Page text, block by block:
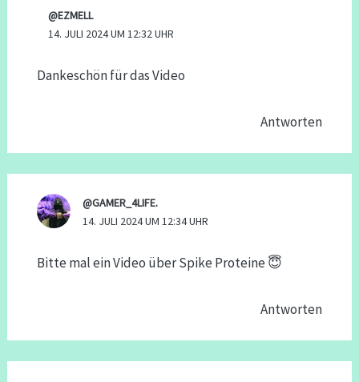
@EZMELL
14. JULI 2024 UM 12:32 UHR
Dankeschön für das Video
Antworten
@GAMER_4LIFE.
14. JULI 2024 UM 12:34 UHR
Bitte mal ein Video über Spike Proteine 😇
Antworten